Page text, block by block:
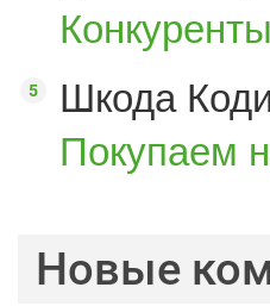
Шкода
Покупаем
Новые